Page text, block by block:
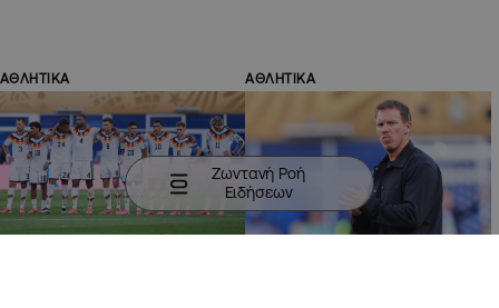
ΑΘΛΗΤΙΚΑ ΑΘΛΗΤΙΚΑ
Ζωντανή Ροή
Ειδήσεων